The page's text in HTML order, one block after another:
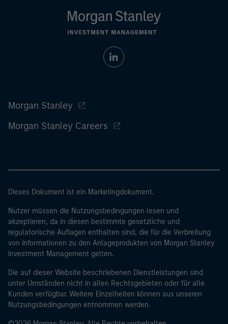
Morgan Stanley
Morgan Stanley Careers
Dieses Dokument ist ein Marketingdokument.
Nutzer müssen die Nutzungsbedingungen lesen und
akzeptieren, da in diesen bestimmte gesetzliche und
regulatorische Auflagen enthalten sind, die für die Verbreitung
von Informationen zu den Anlageprodukten von Morgan Stanley
Investment Management gelten.
Die auf dieser Website beschriebenen Dienstleistungen sind
unter Umständen nicht in allen Rechtsgebieten oder für alle
Kunden verfügbar. Weitere Einzelheiten können aus unseren
Nutzungsbedingungen entnommen werden.